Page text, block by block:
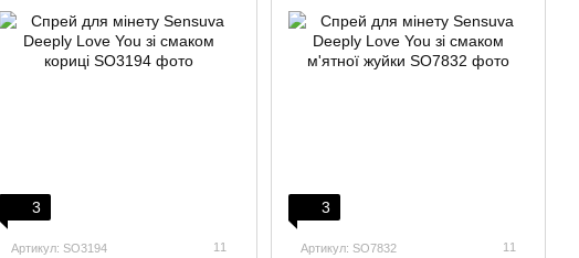
3
Артикул: SO3194 11
3
Артикул: SO7832 11